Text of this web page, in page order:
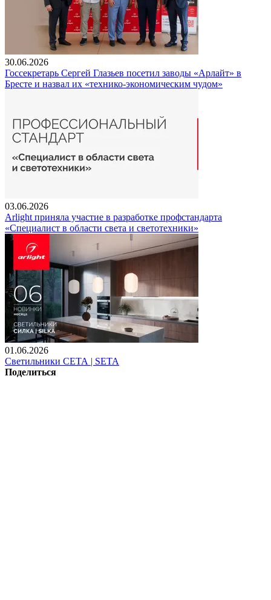
30.06.2026
Госсекретарь Сергей Глазьев посетил заводы «Арлайт» в
Бресте и назвал их «технико-экономическим чудом»
03.06.2026
Arlight приняла участие в разработке профстандарта
«Специалист в области света и светотехники»
01.06.2026
Светильники СЕТА | SETA
Поделиться